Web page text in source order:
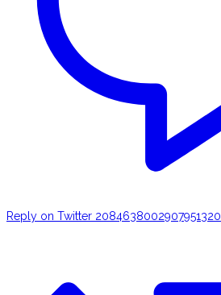
Reply on Twitter 2084638002907951320